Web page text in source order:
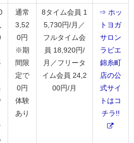
通常
3,52
0円
※期
間限
定で
0円
体験
あり
8タイム会員 1
5,730円/月／
フルタイム会
員 18,920円/
月／フリータ
イム会員 24,2
00円/月
⇒ ホッ
トヨガ
サロン
ラビエ
錦糸町
店の公
式サイ
トはコ
チラ!!